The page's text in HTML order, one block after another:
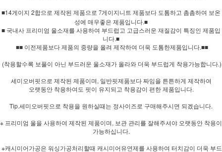
■14게이지 2합으로 제작된 제품으로 7게이지니트 제품보다 도톰하고 촘촘하여 보온
성에 매우좋은 제품입니다.■
■ 국내사 프리미엄 울소재를 사용하여 부드럽고 고급스러운 재질감이 특징인 제품입
니다.■
■■ 이전제품보다 제품의 중량을 올려 제작하여 더욱 도톰한제품입니다.■■
(착용할수록 보풀이 아닌 부드러운 울소재가 올라와 더욱 부드럽게 착용가능합니다.)
세미오버핏으로 제작된 제품이며, 일반핏제품보다 짜임을 튼튼하게 제작하여
오랫동안 착용하여도 핏이 유지되고 착용감이 편한 제품입니다.
Tip.세미오버핏으로 착용을 원하실때는 정사이즈로 구매해주시면 되겠습니다.
※ 프리미엄 울을 사용하여 제작된 제품이며, 보관 관리를 잘해주셔야 오랫동안 착용이
가능하십니다.
※캐시미어가공은 워싱가공처리할때 캐시미어유연제를 사용하여 터치감이 더욱 부드